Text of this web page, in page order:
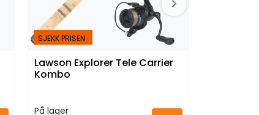
SJEKK PRISEN
Lawson Explorer Tele Carrier
Kombo
På lager